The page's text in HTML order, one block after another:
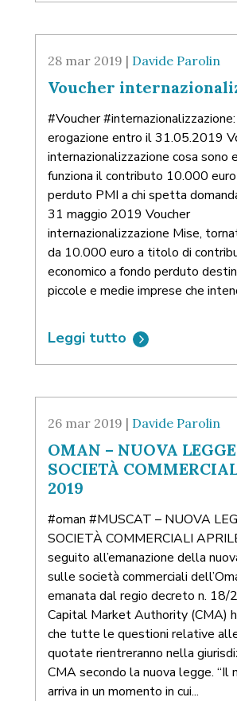
28 mar 2019 | Davide Parolin
Voucher
#Voucher
erogazione entro il 31.05.2019
internazionalizzazione cosa sono
funziona il contributo 10.000
perduto PMI a chi spetta
31 maggio 2019 Voucher
internazionalizzazione Mise,
da 10.000 euro a titolo di
economico a fondo perduto
piccole e medie imprese che
Leggi tutto
26 mar 2019 | Davide Parolin
OMAN – NUOVA
SOCIETÀ
2019
#oman #MUSCAT – NUOVA
SOCIETÀ COMMERCIALI
seguito all’emanazione della
sulle società commerciali
emanata dal regio decreto n. 18/
Capital Market Authority (CMA)
che tutte le questioni relative
quotate rientreranno nella
CMA secondo la nuova legge. “Il
arriva in un momento in cui...